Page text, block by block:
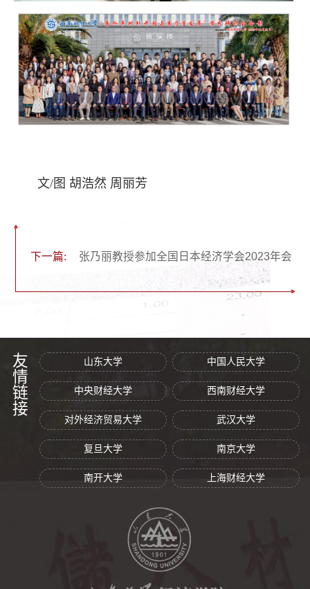
文/图 胡浩然 周丽芳
下一篇: 张乃丽教授参加全国日本经济学会2023年会
友情链接 山东大学 中国人民大学
中央财经大学 西南财经大学
对外经济贸易大学 武汉大学
复旦大学 南京大学
南开大学 上海财经大学